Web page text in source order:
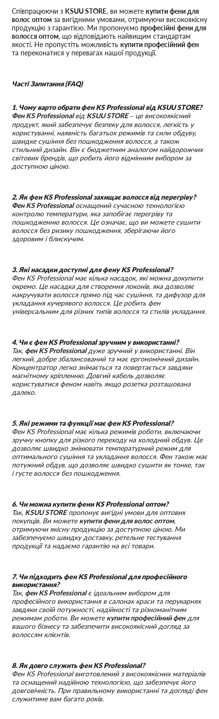
Співпрацюючи з KSUU STORE, ви можете купити фени для
волос оптом за вигідними умовами, отримуючи високоякісну
продукцію з гарантією. Ми пропонуємо професійні фени для
волосся оптом, що відповідають найвищим стандартам
якості. Не пропустіть можливість купити професійний фен
та переконатися у перевагах нашої продукції.
Часті Запитання (FAQ)
1. Чому варто обрати фен KS Professional від KSUU STORE?
Фен KS Professionalвід KSUU STORE– це високоякісний
продукт, який забезпечує безпеку для волосся, легкість у
користуванні, наявність багатьох режимів та сили обдуву,
швидке сушіння без пошкодження волосся, а також
стильний дизайн. Він є бюджетним аналогом найдорожчих
світових брендів, що робить його відмінним вибором за
доступною ціною.
2. Як фен KS Professional захищає волосся від перегріву?
Фен KS Professionalоснащений сучасною технологією
контролю температури, яка запобігає перегріву та
пошкодженню волосся. Це означає, що ви можете сушити
волосся без ризику пошкодження, зберігаючи його
здоровим і блискучим.
3. Які насадки доступні для фену KS Professional?
Фен KS Professional має кілька насадок, які можна докупити
окремо. Це насадка для створення локонів, яка дозволяє
накручувати волосся прямо під час сушіння, та дифузор для
укладання кучерявого волосся. Це робить фен
універсальним для різних типів волосся та стилів укладання.
4. Чи є фен KS Professional зручним у використанні?
Так, фен KS Professionalдуже зручний у використанні. Він
легкий, добре збалансований та має ергономічний дизайн.
Концентратор легко знімається та повертається завдяки
магнітному кріпленню. Довгий кабель дозволяє
користуватися феном навіть якщо розетка розташована
далеко.
5. Які режими та функції має фен KS Professional?
Фен KS Professional має кілька режимів роботи, включаючи
зручну кнопку для різкого переходу на холодний обдув. Це
дозволяє швидко змінювати температурний режим для
оптимального сушіння та укладання волосся. Фен також має
потужний обдув, що дозволяє швидко сушити як тонке, так
і густе волосся без пошкодження.
6. Чи можна купити фени KS Professional оптом?
Так, KSUU STOREпропонує вигідні умови для оптових
покупців. Ви можете купити фени для волос оптом,
отримуючи якісну продукцію за доступною ціною. Ми
забезпечуємо швидку доставку, ретельне тестування
продукції та надаємо гарантію на всі товари.
7. Чи підходить фен KS Professional для професійного
використання?
Так, фен KS Professionalє ідеальним вибором для
професійного використання в салонах краси та перукарнях
завдяки своїй потужності, надійності та різноманітним
режимам роботи. Ви можете купити професійний фендля
вашого бізнесу та забезпечити високоякісний догляд за
волоссям клієнтів.
8. Як довго служить фен KS Professional?
Фен KS Professional виготовлений з високоякісних матеріалів
та оснащений надійною технологією, що забезпечує його
довговічність. При правильному використанні та догляді фен
служитиме вам багато років.